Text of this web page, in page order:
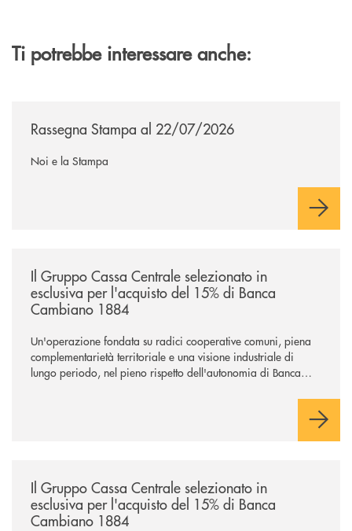
Ti potrebbe interessare anche:
Rassegna Stampa al 22/07/2026
Noi e la Stampa
Il Gruppo Cassa Centrale selezionato in
esclusiva per l'acquisto del 15% di Banca
Cambiano 1884
Un'operazione fondata su radici cooperative comuni, piena
complementarietà territoriale e una visione industriale di
lungo periodo, nel pieno rispetto dell'autonomia di Banca
negoziazione esclusiva per la finalizzazione dell’operazione.
Il Gruppo Cassa Centrale selezionato in
esclusiva per l'acquisto del 15% di Banca
Cambiano 1884